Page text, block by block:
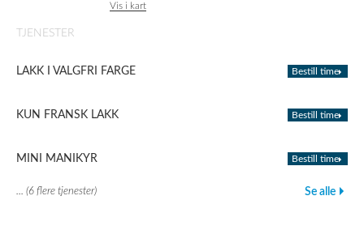
Vis i kart
TJENESTER
LAKK I VALGFRI FARGE Bestill time
KUN FRANSK LAKK Bestill time
MINI MANIKYR Bestill time
... (6 flere tjenester) Se alle